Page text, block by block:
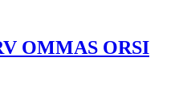
OMMAS ORSI